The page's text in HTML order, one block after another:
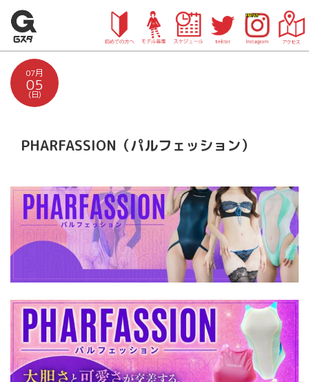
07月
05
(日)
PHARFASSION（パルフェッション）